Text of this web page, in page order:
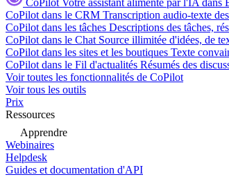
CoPilot Votre assistant alimenté par l'IA dans
CoPilot dans le CRM Transcription audio-texte
CoPilot dans les tâches Descriptions des tâches,
CoPilot dans le Chat Source illimitée d'idées, de
CoPilot dans les sites et les boutiques Texte
CoPilot dans le Fil d'actualités Résumés des
Voir toutes les fonctionnalités de CoPilot
Voir tous les outils
Prix
Ressources
Apprendre
Webinaires
Helpdesk
Guides et documentation d'API